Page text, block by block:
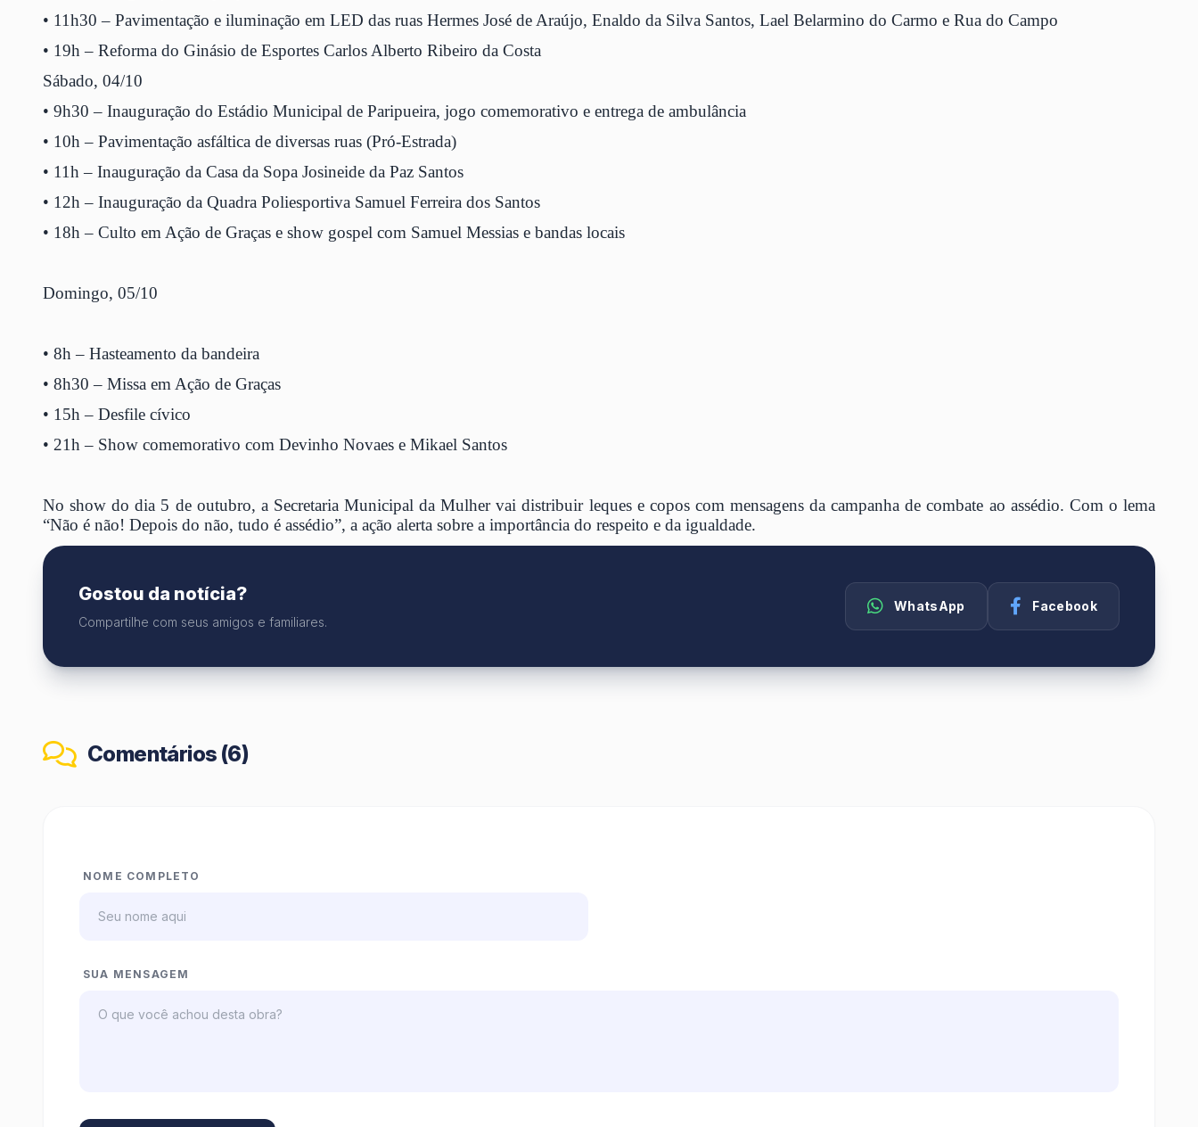
• 11h30 – Pavimentação e iluminação em LED das ruas Hermes José de Araújo, Enaldo da Silva Santos, Lael Belarmino do Carmo e Rua do Campo
• 19h – Reforma do Ginásio de Esportes Carlos Alberto Ribeiro da Costa
Sábado, 04/10
• 9h30 – Inauguração do Estádio Municipal de Paripueira, jogo comemorativo e entrega de ambulância
• 10h – Pavimentação asfáltica de diversas ruas (Pró-Estrada)
• 11h – Inauguração da Casa da Sopa Josineide da Paz Santos
• 12h – Inauguração da Quadra Poliesportiva Samuel Ferreira dos Santos
• 18h – Culto em Ação de Graças e show gospel com Samuel Messias e bandas locais
Domingo, 05/10
• 8h – Hasteamento da bandeira
• 8h30 – Missa em Ação de Graças
• 15h – Desfile cívico
• 21h – Show comemorativo com Devinho Novaes e Mikael Santos
No show do dia 5 de outubro, a Secretaria Municipal da Mulher vai distribuir leques e copos com mensagens da campanha de combate ao assédio. Com o lema
“Não é não! Depois do não, tudo é assédio”, a ação alerta sobre a importância do respeito e da igualdade.
Gostou da notícia?
Compartilhe com seus amigos e familiares.
WhatsApp Facebook
Comentários (6)
NOME COMPLETO
SUA MENSAGEM